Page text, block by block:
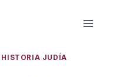
HISTORIA JUDÍA